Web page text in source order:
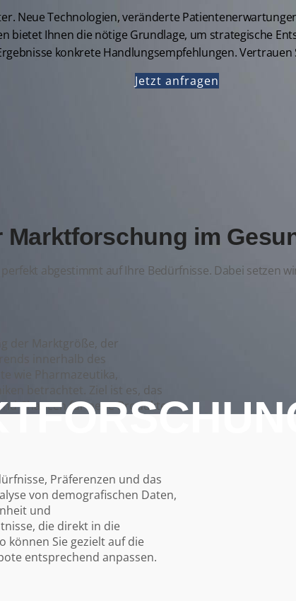
Neue Technologien, veränderte
bietet Ihnen die nötige Grundlage, um strategische
konkrete Handlungsempfehlungen.
Jetzt anfragen
im
abgestimmt auf Ihre Bedürfnisse. Dabei setzen
der Marktgröße, der
innerhalb des
wie Pharmazeutika,
betrachtet. Ziel ist es, das
Chancen für neue Produkte
Präferenzen und das
von demografischen Daten,
und
die direkt in die
können Sie gezielt auf die
entsprechend anpassen.